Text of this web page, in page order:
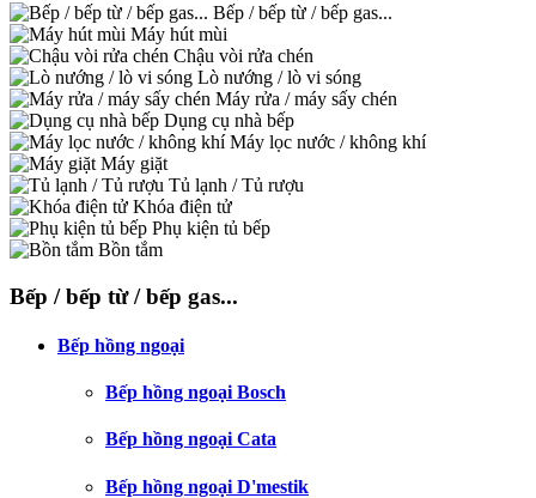
Bếp / bếp từ / bếp gas...
Máy hút mùi
Chậu vòi rửa chén
Lò nướng / lò vi sóng
Máy rửa / máy sấy chén
Dụng cụ nhà bếp
Máy lọc nước / không khí
Máy giặt
Tủ lạnh / Tủ rượu
Khóa điện tử
Phụ kiện tủ bếp
Bồn tắm
Bếp / bếp từ / bếp gas...
Bếp hồng ngoại
Bếp hồng ngoại Bosch
Bếp hồng ngoại Cata
Bếp hồng ngoại D'mestik